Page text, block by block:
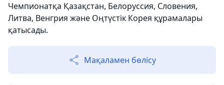
Чемпионатқа Қазақстан, Белоруссия, Словения,
Литва, Венгрия және Оңтүстік Корея құрамалары
қатысады.
Мақаламен бөлісу